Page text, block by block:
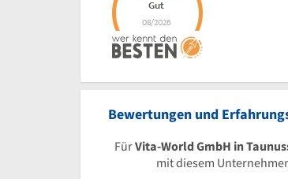
Bewertungen und
FürVita-World GmbH in
mit diesem